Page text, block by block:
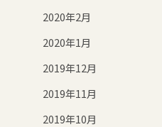
2020年2月
2020年1月
2019年12月
2019年11月
2019年10月